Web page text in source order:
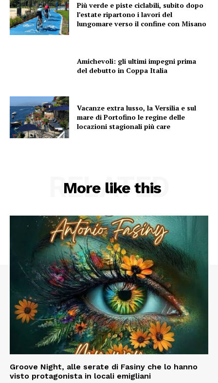
Più verde e piste ciclabili, subito dopo
l’estate ripartono i lavori del
lungomare verso il confine con Misano
Amichevoli: gli ultimi impegni prima
del debutto in Coppa Italia
Vacanze extra lusso, la Versilia e sul
mare di Portofino le regine delle
locazioni stagionali più care
More like this
RELATED
Groove Night, alle serate di Fasiny che lo hanno
visto protagonista in locali emigliani